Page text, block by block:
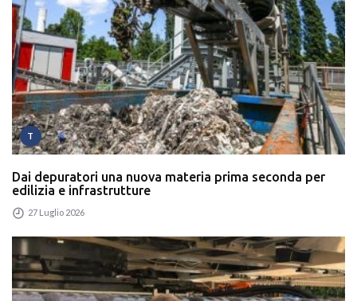
T
Dai depuratori una nuova materia prima seconda per
edilizia e infrastrutture
27 Luglio 2026